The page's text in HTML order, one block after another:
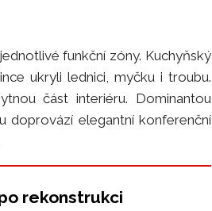
funkční zóny. Kuchyňský
ukryli lednici, myčku i troubu.
část interiéru. Dominantou
doprovází elegantní konferenční
rekonstrukci